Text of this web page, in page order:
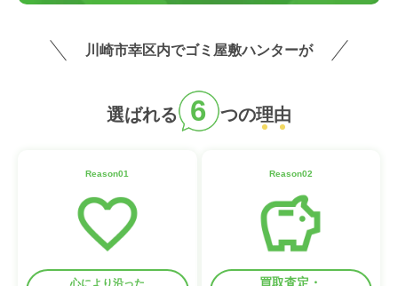
川崎市幸区内でゴミ屋敷ハンターが
選ばれる 6 つの理由
Reason01 Reason02
買取査定・